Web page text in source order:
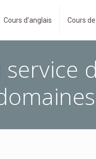
Cours d’anglais Cours